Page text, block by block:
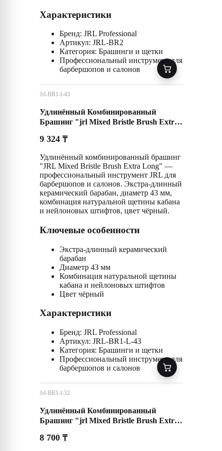
Характеристики
Бренд: JRL Professional
Артикул: JRL-BR2
Категория: Брашинги и щетки
Профессиональный инструмент для
барбершопов и салонов
Jrl-BR1-l-43
Удлинённый Комбинированный
Брашинг "jrl Mixed Bristle Brush Extra
9 324 ₸
Удлинённый комбинированный брашинг
"JRL Mixed Bristle Brush Extra Long" —
профессиональный инструмент JRL для
барбершопов и салонов. Экстра-длинный
керамический барабан, диаметр 43 мм,
комбинация натуральной щетины кабана
и нейлоновых штифтов, цвет чёрный.
Ключевые особенности
Экстра-длинный керамический
барабан
Диаметр 43 мм
Комбинация натуральной щетины
кабана и нейлоновых штифтов
Цвет чёрный
Характеристики
Бренд: JRL Professional
Артикул: JRL-BR1-L-43
Категория: Брашинги и щетки
Профессиональный инструмент для
барбершопов и салонов
Jrl-BR1-l-32
Удлинённый Комбинированный
Брашинг "jrl Mixed Bristle Brush Extra
8 700 ₸